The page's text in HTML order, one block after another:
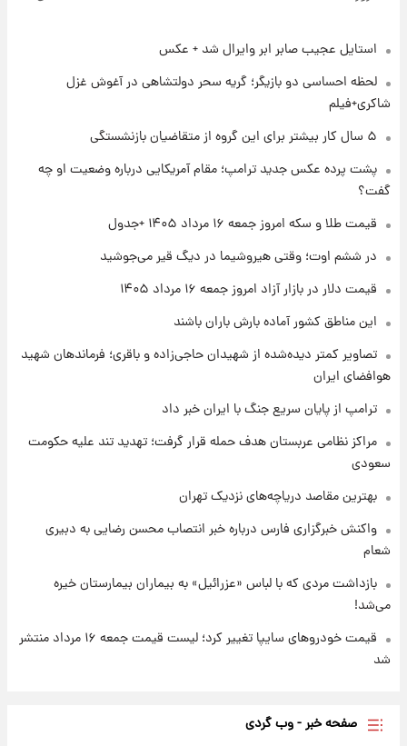
۱ روز پیش
شد؛ تیکدری، محبی و سرگیف با اعداد ویژه
۱ روز پیش
شد+فیلم
۱ روز پیش
تغییر تند قیمت محصولات ایران‌خودرو و سایپا
امروز پنجشنبه ۱۵ مرداد ۱۴۰۵ +جدول
قیمت طلا و سکه امروز پنجشنبه ۱۵ مرداد ۱۴۰۵
شارژ جدید کالابرگ برای سه دهک؛ جزئیات اعلام
استایل عجیب صابر ابر وایرال شد + عکس
لحظه احساسی دو بازیگر؛ گریه سحر دولتشاهی در آغوش غزل
شاکری+فیلم
۵ سال کار بیشتر برای این گروه از متقاضیان بازنشستگی
پشت پرده عکس جدید ترامپ؛ مقام آمریکایی درباره وضعیت او چه
گفت؟
قیمت طلا و سکه امروز جمعه ۱۶ مرداد ۱۴۰۵ +جدول
در ششم اوت؛ وقتی هیروشیما در دیگ قیر می‌جوشید
قیمت دلار در بازار آزاد امروز جمعه ۱۶ مرداد ۱۴۰۵
این مناطق کشور آماده بارش باران باشند
تصاویر کمتر دیده‌شده از شهیدان حاجی‌زاده و باقری؛ فرماندهان شهید
هوافضای ایران
ترامپ از پایان سریع جنگ با ایران خبر داد
مراکز نظامی عربستان هدف حمله قرار گرفت؛ تهدید تند علیه حکومت
سعودی
بهترین مقاصد دریاچه‌های نزدیک تهران
واکنش خبرگزاری فارس درباره خبر انتصاب محسن رضایی به دبیری
شعام
بازداشت مردی که با لباس «عزرائیل» به بیماران بیمارستان خیره
می‌شد!
قیمت خودروهای سایپا تغییر کرد؛ لیست قیمت جمعه ۱۶ مرداد منتشر
شد
صفحه خبر - وب گردی